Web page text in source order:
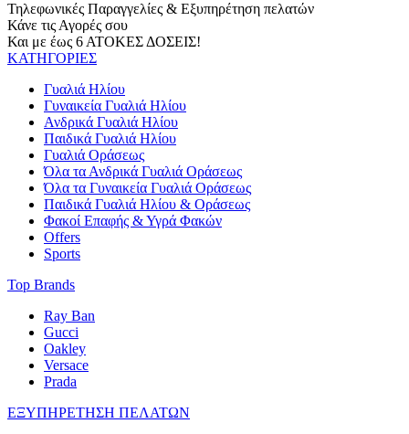
Τηλεφωνικές Παραγγελίες & Εξυπηρέτηση πελατών
Κάνε τις Αγορές σου
Και με έως 6 ΑΤΟΚΕΣ ΔΟΣΕΙΣ!
ΚΑΤΗΓΟΡΙΕΣ
Γυαλιά Ηλίου
Γυναικεία Γυαλιά Ηλίου
Ανδρικά Γυαλιά Ηλίου
Παιδικά Γυαλιά Ηλίου
Γυαλιά Οράσεως
Όλα τα Ανδρικά Γυαλιά Οράσεως
Όλα τα Γυναικεία Γυαλιά Οράσεως
Παιδικά Γυαλιά Ηλίου & Οράσεως
Φακοί Επαφής & Υγρά Φακών
Offers
Sports
Top Brands
Ray Ban
Gucci
Oakley
Versace
Prada
ΕΞΥΠΗΡΕΤΗΣΗ ΠΕΛΑΤΩΝ